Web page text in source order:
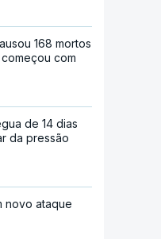
168 mortos
com
de 14 dias
da pressão
novo ataque